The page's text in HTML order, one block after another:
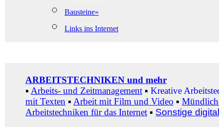
Bausteine»
Links ins Internet
ARBEITSTECHNIKEN und mehr
▪ Arbeits- und Zeitmanagement ▪ Kreative
mit Texten ▪ Arbeit mit Film und Video ▪
Arbeitstechniken für das Internet ▪ Sonstige